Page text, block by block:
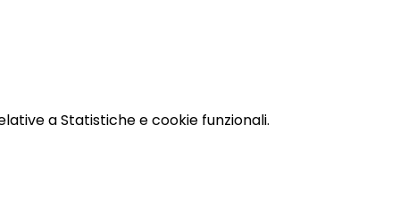
a Statistiche e cookie funzionali.